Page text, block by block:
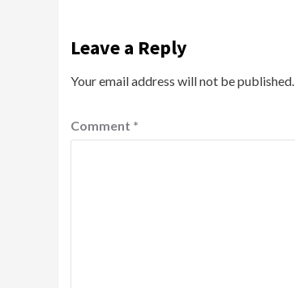
Leave a Reply
Your email address will not be published.
Comment *